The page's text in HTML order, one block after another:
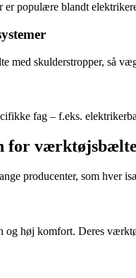
populære blandt
med skulderstropper, så
fag – f.eks.
for
producenter, som hver
og høj komfort. Deres